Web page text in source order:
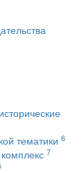
тематики 6
7